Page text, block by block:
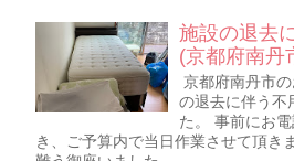
施設の退去
(京都府南丹
京都府南丹市
の退去に伴う不
た。 事前にお
き、ご予算内で当日作業させて頂き